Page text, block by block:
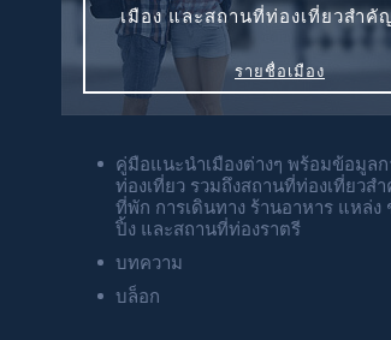
เมือง และสถานที่ท่องเที่ยวสำคั
รายชื่อเมือง
คู่มือแนะนำเมืองต่างๆ พร้อมข้อมูลก
ท่องเที่ยว รวมถึงสถานที่ท่องเที่ยวส
ที่พัก การเดินทาง ร้านอาหาร แหล่ง
ปิ้ง และสถานที่ท่องราตรี
บทความ
บล็อก